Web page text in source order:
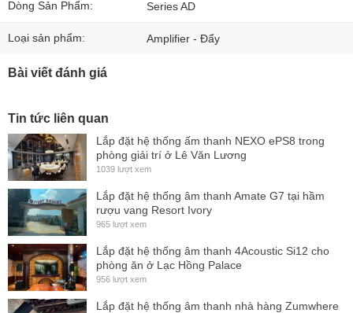
Dòng Sản Phẩm: Series AD
Loại sản phẩm: Amplifier - Đẩy
Bài viết đánh giá
Tin tức liên quan
Lắp đặt hệ thống ấm thanh NEXO ePS8 trong
phòng giải trí ở Lê Văn Lương
1039 lượt xem
Lắp đặt hệ thống âm thanh Amate G7 tại hầm
rượu vang Resort Ivory
965 lượt xem
Lắp đặt hệ thống âm thanh 4Acoustic Si12 cho
phòng ăn ở Lạc Hồng Palace
956 lượt xem
Lắp đặt hệ thống âm thanh nhà hàng Zumwhere